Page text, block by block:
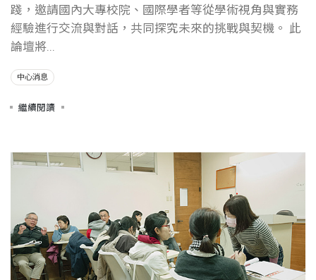
踐，邀請國內大專校院、國際學者等從學術視角與實務
經驗進行交流與對話，共同探究未來的挑戰與契機。 此
論壇將...
中心消息
繼續閱讀